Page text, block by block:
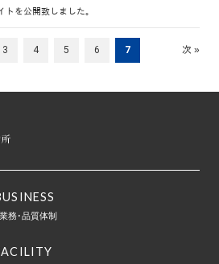
を公開致しました。
3 4 5 6 7 次 »
業務･品質体制